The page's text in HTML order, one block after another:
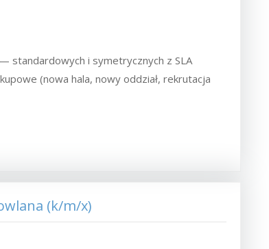
standardowych i symetrycznych z SLA
(nowa hala, nowy oddział, rekrutacja
(k/m/x)